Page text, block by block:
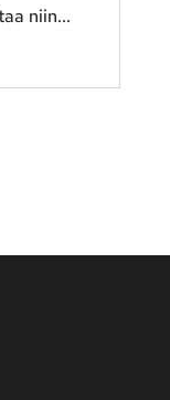
niin...